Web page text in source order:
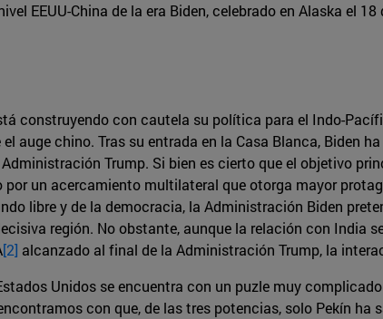
EEUU-China de la era Biden, celebrado en Alaska el
construyendo con cautela su política para el Indo-
auge chino. Tras su entrada en la Casa Blanca, Biden
Trump. Si bien es cierto que el objetivo
un acercamiento multilateral que otorga mayor
libre y de la democracia, la Administración Biden
región. No obstante, aunque la relación con India
[2] alcanzado al final de la Administración Trump, la
Unidos se encuentra con un puzle muy
con que, de las tres potencias, solo Pekín